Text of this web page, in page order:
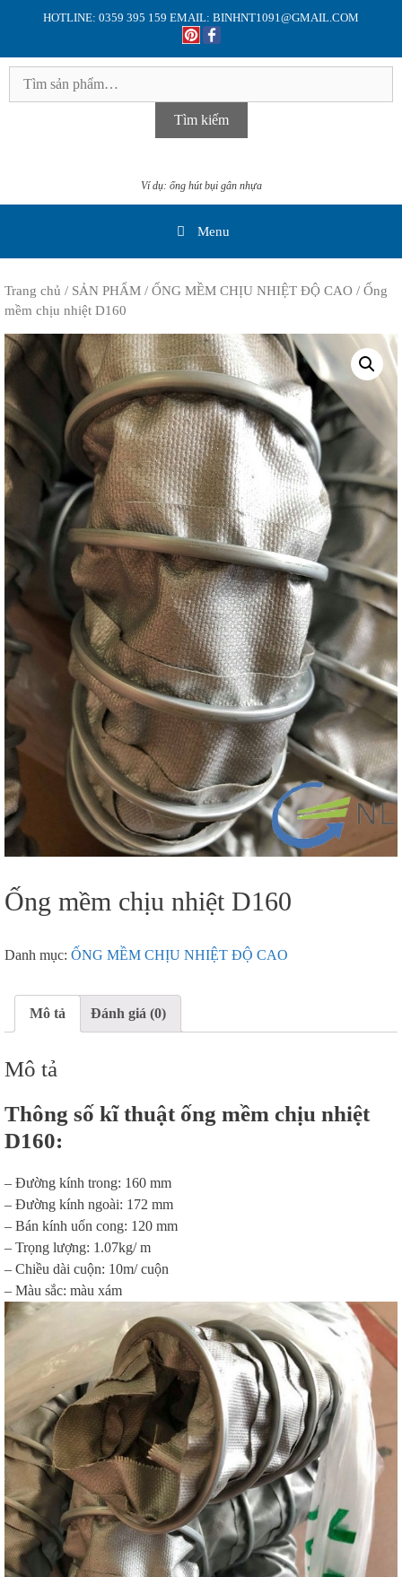
HOTLINE: 0359 395 159 EMAIL: BINHNT1091@GMAIL.COM
Tìm
Tìm kiếm
Ví dụ: ống hút bụi gân nhựa
Menu
Trang chủ / SẢN PHẨM / ỐNG MỀM CHỊU NHIỆT ĐỘ CAO / Ống
mềm chịu nhiệt D160
Ống mềm chịu nhiệt D160
Danh mục: ỐNG MỀM CHỊU NHIỆT ĐỘ CAO
Mô tả Đánh giá (0)
Mô tả
Thông số kĩ thuật ống mềm chịu nhiệt
D160:
– Đường kính trong: 160 mm
– Đường kính ngoài: 172 mm
– Bán kính uốn cong: 120 mm
– Trọng lượng: 1.07kg/ m
– Chiều dài cuộn: 10m/ cuộn
– Màu sắc: màu xám